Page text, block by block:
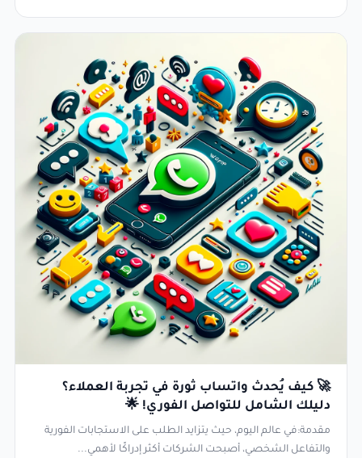
🚀 كيف يُحدث واتساب ثورة في تجربة العملاء؟
دليلك الشامل للتواصل الفوري! 🌟
مقدمة:في عالم اليوم، حيث يتزايد الطلب على الاستجابات الفورية
والتفاعل الشخصي، أصبحت الشركات أكثر إدراكًا لأهمي...